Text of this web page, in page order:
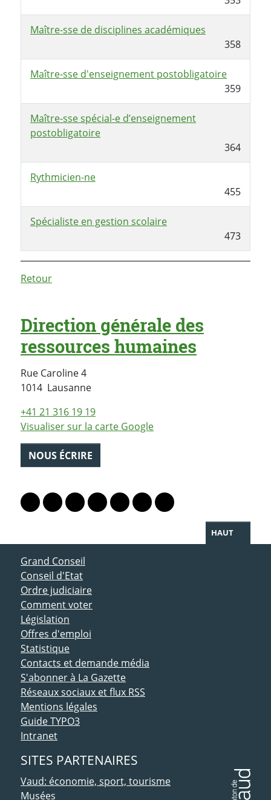
Maître-sse de disciplines académiques
358
Maître-sse d'enseignement postobligatoire
359
Maître-sse spécial-e d’enseignement
postobligatoire
364
Rythmicien-ne
455
Spécialiste en gestion scolaire
473
Retour
Direction générale des
ressources humaines
Rue Caroline 4
1014 LausanneSuisse
+41 21 316 19 19
Visualiser sur la carte Google
NOUS ÉCRIRE
Lien vers le profil Mastodon
Lien vers le profil Bluesky
Lien vers le profil Instagram
Lien vers le profil Linkedin
Lien vers le profil Facebook
Lien vers le profil Twitter
Partager par WhatsApp
HAUT
ACCÈS DIRECT
Grand Conseil
Conseil d'Etat
Ordre judiciaire
Comment voter
Législation
Offres d'emploi
Statistique
Contacts et demande média
S'abonner à La Gazette
Réseaux sociaux et flux RSS
Mentions légales
Guide TYPO3
Intranet
SITES PARTENAIRES
Vaud: économie, sport, tourisme
Musées